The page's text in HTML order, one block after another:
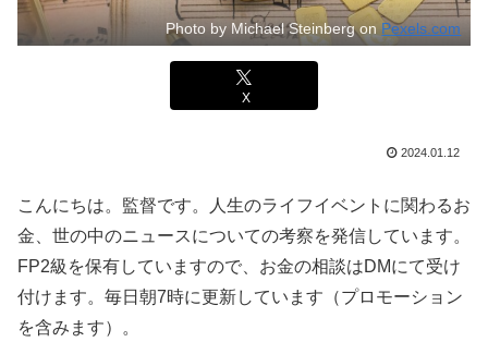
Photo by Michael Steinberg onPexels.com
X
2024.01.12
こんにちは。監督です。人生のライフイベントに関わるお
金、世の中のニュースについての考察を発信しています。
FP2級を保有していますので、お金の相談はDMにて受け
付けます。毎日朝7時に更新しています（プロモーション
を含みます）。